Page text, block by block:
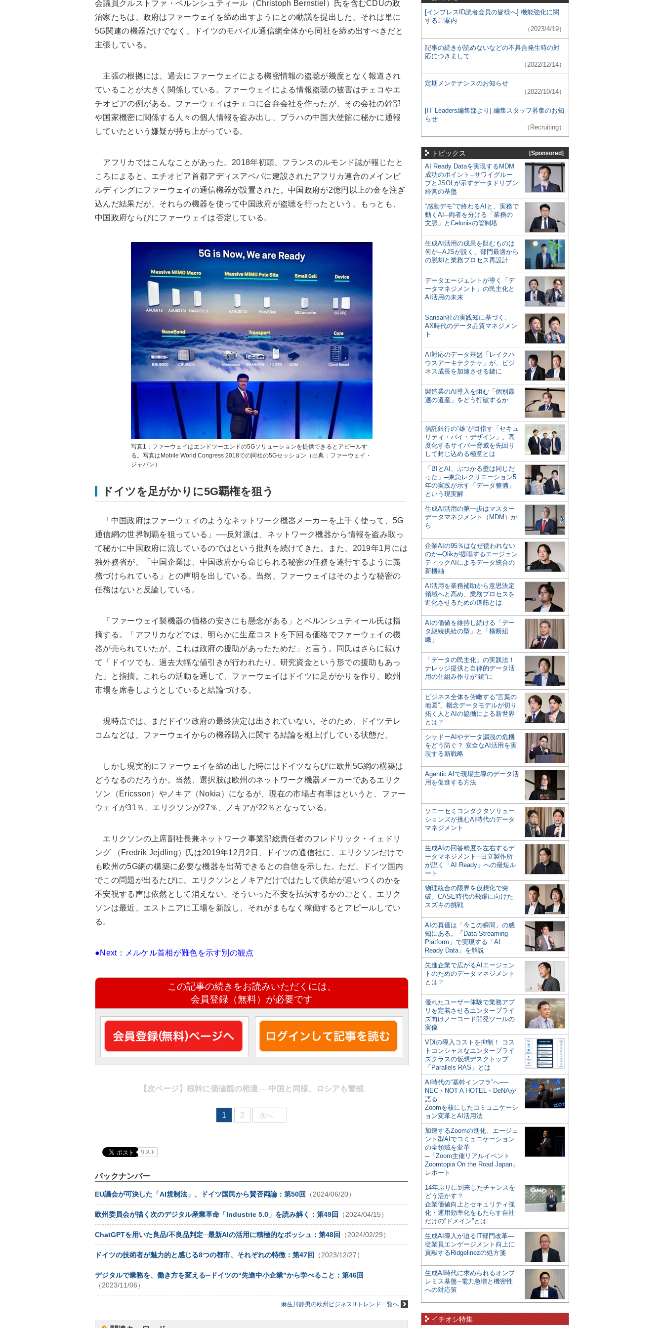
会議員クルストファ・ベルンシュティール（Christoph Bernstiel）氏を含むCDUの政
治家たちは、政府はファーウェイを締め出すようにとの動議を提出した。それは単に
5G関連の機器だけでなく、ドイツのモバイル通信網全体から同社を締め出すべきだと
主張している。
主張の根拠には、過去にファーウェイによる機密情報の盗聴が幾度となく報道され
ていることが大きく関係している。ファーウェイによる情報盗聴の被害はチェコやエ
チオピアの例がある。ファーウェイはチェコに合弁会社を作ったが、その会社の幹部
や国家機密に関係する人々の個人情報を盗み出し、プラハの中国大使館に秘かに通報
していたという嫌疑が持ち上がっている。
アフリカではこんなことがあった。2018年初頭、フランスのルモンド誌が報じたと
ころによると、エチオピア首都アディスアベバに建設されたアフリカ連合のメインビ
ルディングにファーウェイの通信機器が設置された。中国政府が2億円以上の金を注ぎ
込んだ結果だが、それらの機器を使って中国政府が盗聴を行ったという。もっとも、
中国政府ならびにファーウェイは否定している。
写真1：ファーウェイはエンドツーエンドの5Gソリューションを提供できるとアピールす
る。写真はMobile World Congress 2018での同社の5Gセッション（出典：ファーウェイ・
ジャパン）
ドイツを足がかりに5G覇権を狙う
「中国政府はファーウェイのようなネットワーク機器メーカーを上手く使って、5G
通信網の世界制覇を狙っている」──反対派は、ネットワーク機器から情報を盗み取っ
て秘かに中国政府に流しているのではという批判を続けてきた。また、2019年1月には
独外務省が、「中国企業は、中国政府から命じられる秘密の任務を遂行するように義
務づけられている」との声明を出している。当然、ファーウェイはそのような秘密の
任務はないと反論している。
「ファーウェイ製機器の価格の安さにも懸念がある」とベルンシュティール氏は指
摘する。「アフリカなどでは、明らかに生産コストを下回る価格でファーウェイの機
器が売られていたが、これは政府の援助があったためだ」と言う。同氏はさらに続け
て「ドイツでも、過去大幅な値引きが行われたり、研究資金という形での援助もあっ
た」と指摘。これらの活動を通して、ファーウェイはドイツに足がかりを作り、欧州
市場を席巻しようとしていると結論づける。
現時点では、まだドイツ政府の最終決定は出されていない。そのため、ドイツテレ
コムなどは、ファーウェイからの機器購入に関する結論を棚上げしている状態だ。
しかし現実的にファーウェイを締め出した時にはドイツならびに欧州5G網の構築は
どうなるのだろうか。当然、選択肢は欧州のネットワーク機器メーカーであるエリク
ソン（Ericsson）やノキア（Nokia）になるが、現在の市場占有率はというと、ファー
ウェイが31％、エリクソンが27％、ノキアが22％となっている。
エリクソンの上席副社長兼ネットワーク事業部総責任者のフレドリック・イェドリ
ング （Fredrik Jejdling）氏は2019年12月2日、ドイツの通信社に、エリクソンだけで
も欧州の5G網の構築に必要な機器を出荷できるとの自信を示した。ただ、ドイツ国内
でこの問題が出るたびに、エリクソンとノキアだけではたして供給が追いつくのかを
不安視する声は依然として消えない。そういった不安を払拭するかのごとく、エリク
ソンは最近、エストニアに工場を新設し、それがまもなく稼働するとアピールしてい
る。
●Next：メルケル首相が難色を示す別の観点
この記事の続きをお読みいただくには、
会員登録（無料）が必要です
【次ページ】 根幹に価値観の相違──中国と同様、ロシアも警戒
1 2 次へ
リスト
バックナンバー
EU議会が可決した「AI規制法」、ドイツ国民から賛否両論：第50回 （2024/06/20）
欧州委員会が描く次のデジタル産業革命「Industrie 5.0」を読み解く：第49回 （2024/04/15）
ChatGPTを用いた良品/不良品判定─最新AIの活用に積極的なボッシュ：第48回 （2024/02/29）
ドイツの技術者が魅力的と感じる8つの都市、それぞれの特徴：第47回 （2023/12/27）
デジタルで業務を、働き方を変える─ドイツの“先進中小企業”から学べること：第46回
（2023/11/06）
麻生川静男の欧州ビジネスITトレンド一覧へ
[インプレスID読者会員の皆様へ] 機能強化に関
するご案内
（2023/4/19）
記事の続きが読めないなどの不具合発生時の対
応につきまして
（2022/12/14）
定期メンテナンスのお知らせ
（2022/10/14）
[IT Leaders編集部より] 編集スタッフ募集のお知
らせ
（Recruiting）
トピックス [Sponsored]
AI Ready Dataを実現するMDM
成功のポイント─サワイグルー
プとJSOLが示すデータドリブン
経営の基盤
“感動デモ”で終わるAIと、実務で
動くAI─両者を分ける「業務の
文脈」とCelonisの管制塔
生成AI活用の成果を阻むものは
何か─AJSが説く、部門最適から
の脱却と業務プロセス再設計
データエージェントが導く「デ
ータマネジメント」の民主化と
AI活用の未来
Sansan社の実践知に基づく、
AX時代のデータ品質マネジメン
ト
AI対応のデータ基盤「レイクハ
ウスアーキテクチャ」が、ビジ
ネス成長を加速させる鍵に
製造業のAI導入を阻む「個別最
適の遺産」をどう打破するか
信託銀行の“雄”が目指す「セキュ
リティ・バイ・デザイン」。高
度化するサイバー脅威を先回り
して封じ込める極意とは
「BIとAI、ぶつかる壁は同じだ
った」─東急レクリエーション5
年の実践が示す「データ整備」
という現実解
生成AI活用の第一歩はマスター
データマネジメント（MDM）か
ら
企業AIの95％はなぜ使われない
のか─Qlikが提唱するエージェン
ティックAIによるデータ統合の
新機軸
AI活用を業務補助から意思決定
領域へと高め、業務プロセスを
進化させるための道筋とは
AIの価値を維持し続ける「デー
タ継続供給の型」と「横断組
織」
「データの民主化」の実践法！
ナレッジ提供と自律的データ活
用の仕組み作りが“鍵”に
ビジネス全体を俯瞰する“言葉の
地図”、概念データモデルが切り
拓く人とAIの協働による新世界
とは？
シャドーAIやデータ漏洩の危機
をどう防ぐ？ 安全なAI活用を実
現する新戦略
Agentic AIで現場主導のデータ活
用を促進する方法
ソニーセミコンダクタソリュー
ションズが挑むAI時代のデータ
マネジメント
生成AIの回答精度を左右するデ
ータマネジメント─日立製作所
が説く「AI Ready」への最短ル
ート
物理統合の限界を仮想化で突
破。CASE時代の飛躍に向けた
スズキの挑戦
AIの真価は「今この瞬間」の感
知にある。「Data Streaming
Platform」で実現する「AI
Ready Data」を解説
先進企業で広がるAIエージェン
トのためのデータマネジメント
とは？
優れたユーザー体験で業務アプ
リを定着させるエンタープライ
ズ向けノーコード開発ツールの
実像
VDIの導入コストを抑制！ コス
トコンシャスなエンタープライ
ズクラスの仮想デスクトップ
「Parallels RAS」とは
AI時代の“基幹インフラ”へ──
NEC・NOT A HOTEL・DeNAが
語る
Zoomを核にしたコミュニケーシ
ョン変革とAI活用法
加速するZoomの進化、エージェ
ント型AIでコミュニケーション
の全領域を変革
─「Zoom主催リアルイベント
Zoomtopia On the Road Japan」
レポート
14年ぶりに到来したチャンスを
どう活かす？
企業価値向上とセキュリティ強
化・運用効率化をもたらす自社
だけの“ドメイン”とは
生成AI導入が迫るIT部門改革―
従業員エンゲージメント向上に
貢献するRidgelinezの処方箋
生成AI時代に求められるオンプ
レミス基盤─電力急増と機密性
への対応策
イチオシ特集